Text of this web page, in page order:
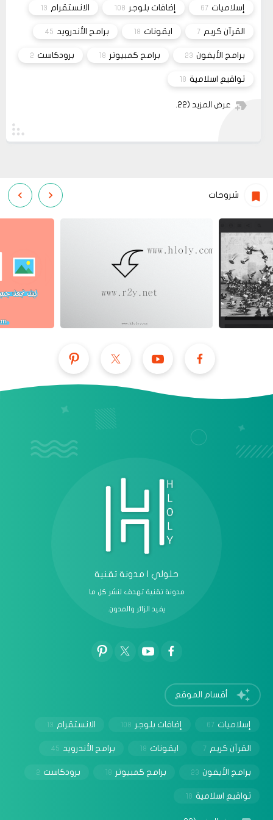
ليس هناك أي موقع لشراء القالب مثل خمسات أو
كفيل..، كما أنه ليس هناك مكان للتواصل عبر الفيسبوك
إسلاميات 67 إضافات بلوجر 108 الانستقرام 13
القرآن كريم 7 ايقونات 18 برامج الأندرويد 45
برامج الأيفون 23 برامج كمبيوتر 18 برودكاست 2
تواقيع اسلامية 18
عرض المزيد (22)
شروحات
حلولي | مدونة تقنية
مدونة تقنية تهدف لنشر كل ما
يفيد الزائر والمدون.
أقسام الموقع
إسلاميات 67 إضافات بلوجر 108 الانستقرام 13
القرآن كريم 7 ايقونات 18 برامج الأندرويد 45
برامج الأيفون 23 برامج كمبيوتر 18 برودكاست 2
تواقيع اسلامية 18